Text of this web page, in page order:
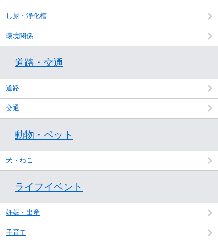
し尿・浄化槽
環境関係
道路・交通
道路
交通
動物・ペット
犬・ねこ
ライフイベント
妊娠・出産
子育て